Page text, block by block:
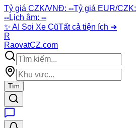
Tỷ giá CZK/VNĐ: --Tỷ giá EUR/CZK:
--Lịch âm: --
✨ AI Soi Xe CũTất cả tiện ích ➔
R
RaovatCZ.com
Tìm